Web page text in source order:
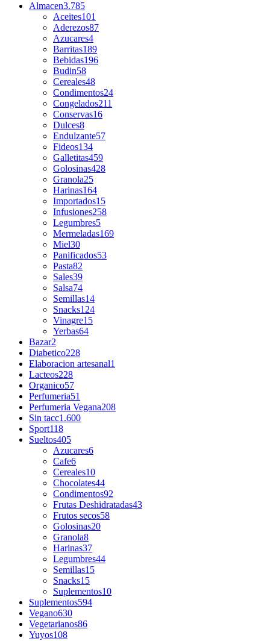
Almacen3.785
Aceites101
Aderezos87
Azucares4
Barritas189
Bebidas196
Budin58
Cereales48
Condimentos24
Congelados211
Conservas16
Dulces8
Endulzante57
Fideos134
Galletitas459
Golosinas428
Granola25
Harinas164
Importados15
Infusiones258
Legumbres5
Mermeladas169
Miel30
Panificados53
Pasta82
Sales39
Salsa74
Semillas14
Snacks124
Vinagre15
Yerbas64
Bazar2
Diabetico228
Elaboracion artesanal1
Lacteos228
Organico57
Perfumeria51
Perfumeria Vegana208
Sin tacc1.600
Sport118
Sueltos405
Azucares6
Cafe6
Cereales10
Chocolates44
Condimentos92
Frutas Deshidratadas43
Frutos secos58
Golosinas20
Granola8
Harinas37
Legumbres44
Semillas15
Snacks15
Suplementos10
Suplementos594
Vegano630
Vegetarianos86
Yuyos108